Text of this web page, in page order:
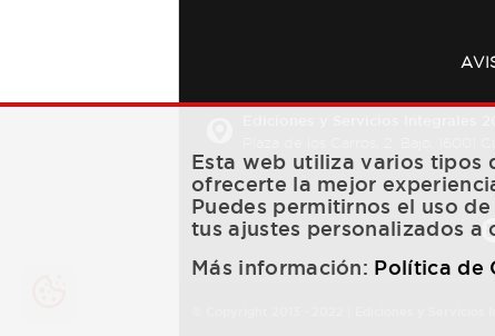
Esta web utiliza varios tipos
ofrecerte la mejor
Puedes permitirnos el uso
tus ajustes personalizados a
Más información: Política de